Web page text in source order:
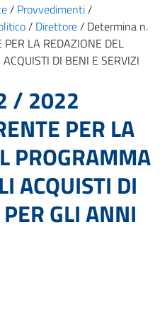
/ Provvedimenti/
/ Direttore/ Determina n.
LA REDAZIONE DEL
DI BENI E SERVIZI
/ 2022
PER LA
PROGRAMMA
ACQUISTI DI
GLI ANNI